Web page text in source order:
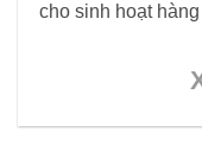
cho sinh hoạt hàng